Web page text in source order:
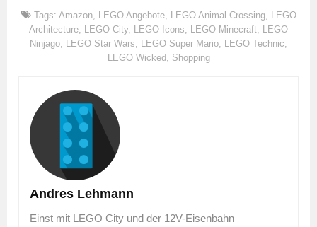
Tags: Amazon, LEGO Angebote, LEGO Animal Crossing, LEGO
Architecture, LEGO City, LEGO Icons, LEGO Minecraft, LEGO
Ninjago, LEGO Star Wars, LEGO Super Mario, LEGO Technic,
LEGO Wicked , Shopping
Andres Lehmann
Einst mit LEGO City und der 12V-Eisenbahn